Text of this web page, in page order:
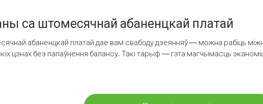
са штомесячнай абаненцкай платай
абаненцкай платай дае вам свабоду дзеянняў — можна рабіць
цэнах без папаўнення балансу. Такі тарыф — гэта магчымасць